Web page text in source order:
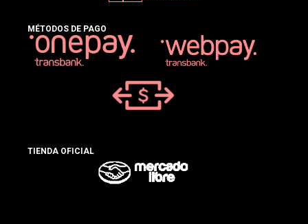
MÉTODOS DE PAGO
TIENDA OFICIAL